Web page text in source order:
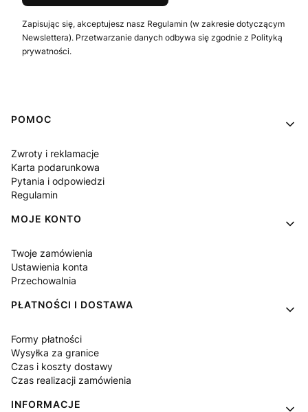
Zapisując się, akceptujesz nasz Regulamin (w zakresie dotyczącym
Newslettera). Przetwarzanie danych odbywa się zgodnie z Polityką
prywatności.
Linki w stopce
POMOC
Zwroty i reklamacje
Karta podarunkowa
Pytania i odpowiedzi
Regulamin
MOJE KONTO
Twoje zamówienia
Ustawienia konta
Przechowalnia
PŁATNOŚCI I DOSTAWA
Formy płatności
Wysyłka za granice
Czas i koszty dostawy
Czas realizacji zamówienia
INFORMACJE